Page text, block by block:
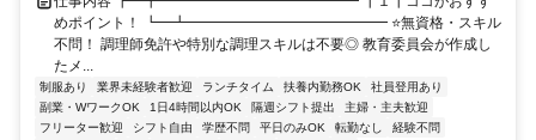
めポイント！ ┗━┻━━━━━━━━━━━━━━ ⭐無資格・スキル
不問！ 調理師免許や特別な調理スキルは不要◎ 教育委員会が作成し
たメ...
制服あり 業界未経験者歓迎 ランチタイム 扶養内勤務OK
社員登用あり
副業・WワークOK
1日4時間以内OK 隔週シフト提出
主婦・主夫歓迎
フリーター歓迎
シフト自由 学歴不問 平日のみOK 転勤なし
経験不問